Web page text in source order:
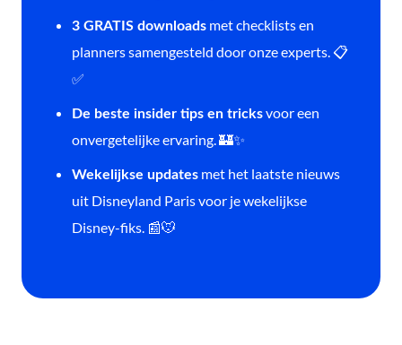
3 GRATIS downloads met checklists en
planners samengesteld door onze experts. 📋
✅
De beste insider tips en tricksvoor een
onvergetelijke ervaring. 🏰✨
Wekelijkse updates met het laatste nieuws
uit Disneyland Paris voor je wekelijkse
Disney-fiks. 📰🐭